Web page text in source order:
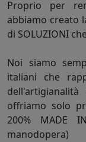
Proprio per
abbiamo creato
di SOLUZIONI
Noi siamo
italiani che
offriamo solo
200% MADE
manodopera)